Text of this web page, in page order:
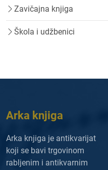
Zavičajna knjiga
Škola i udžbenici
Arka knjiga
Arka knjiga je antikvarijat
koji se bavi trgovinom
rabljenim i antikvarnim